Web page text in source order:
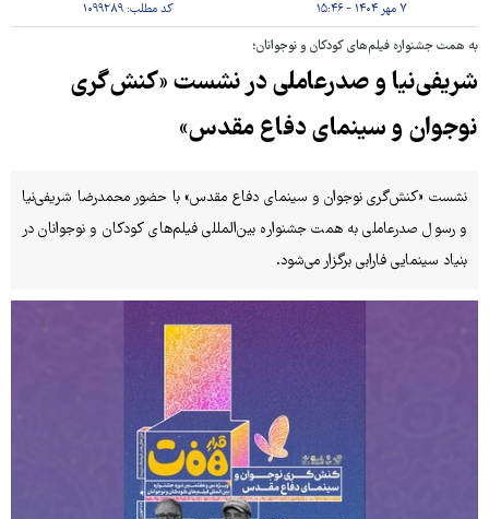
۷ مهر ۱۴۰۴ - ۱۵:۴۶ کد مطلب:۱۰۹۹۲۸۹
به همت جشنواره فیلم‌های کودکان و نوجوانان؛
شریفی‌نیا و صدرعاملی در نشست «کنش‌گری
نوجوان و سینمای دفاع مقدس»
نشست «کنش‌گری نوجوان و سینمای دفاع مقدس» با حضور محمدرضا شریفی‌نیا
و رسول صدرعاملی به همت جشنواره بین‌المللی فیلم‌های کودکان و نوجوانان در
بنیاد سینمایی فارابی برگزار می‌شود.